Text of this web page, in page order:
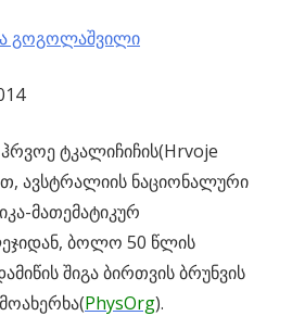
გოგოლაშვილი
ტკალიჩიჩის(Hrvoje
ავსტრალიის ნაციონალური
მათემატიკურ
ბოლო 50 წლის
შიგა ბირთვის ბრუნვის
PhysOrg).